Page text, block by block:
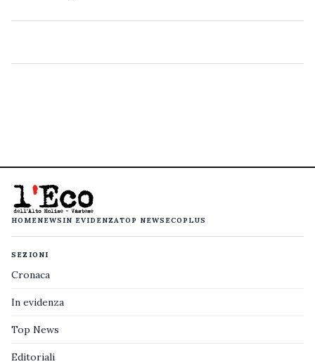
HOMENEWS IN EVIDENZATOP NEWS ECOPLUS
SEZIONI
Cronaca
In evidenza
Top News
Editoriali